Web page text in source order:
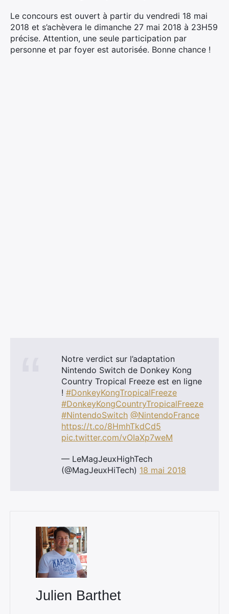
Le concours est ouvert à partir du vendredi 18 mai
2018 et s’achèvera le dimanche 27 mai 2018 à 23H59
précise. Attention, une seule participation par
personne et par foyer est autorisée. Bonne chance !
Notre verdict sur l’adaptation
Nintendo Switch de Donkey Kong
Country Tropical Freeze est en ligne
! #DonkeyKongTropicalFreeze
#DonkeyKongCountryTropicalFreeze
#NintendoSwitch @NintendoFrance
https://t.co/8HmhTkdCd5
pic.twitter.com/vOIaXp7weM
— LeMagJeuxHighTech
(@MagJeuxHiTech) 18 mai 2018
Julien Barthet